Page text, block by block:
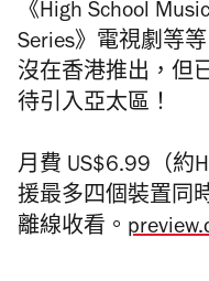
《High School
Series》電視劇等
沒在香港推出，但
待引入亞太區！
月費 US$6.99（約
援最多四個裝置同
離線收看。